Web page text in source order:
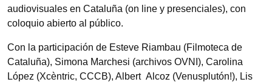
audiovisuales en Cataluña (on line y presenciales), con
coloquio abierto al público.
Con la participación de Esteve Riambau (Filmoteca de
Cataluña), Simona Marchesi (archivos OVNI), Carolina
López (Xcèntric, CCCB), Albert Alcoz (Venusplutón!), Lis